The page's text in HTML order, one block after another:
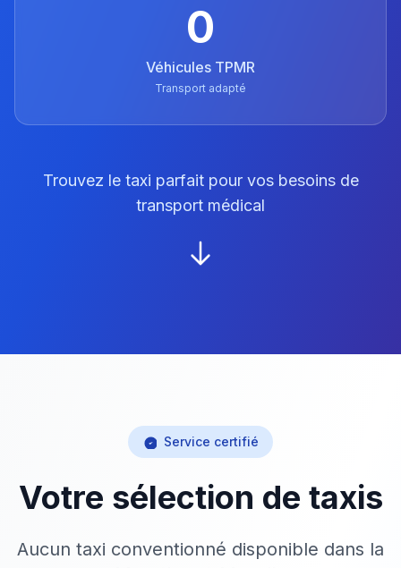
0
Véhicules TPMR
Transport adapté
Trouvez le taxi parfait pour vos besoins de
transport médical
Service certifié
Votre sélection de taxis
Aucun taxi conventionné disponible dans la